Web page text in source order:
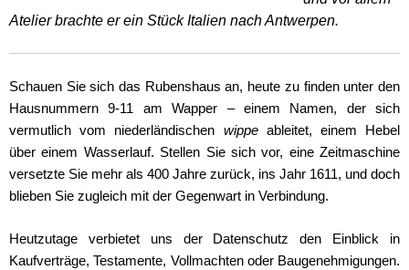
Atelier brachte er ein Stück Italien nach Antwerpen.
Schauen Sie sich das Rubenshaus an, heute zu finden unter den
Hausnummern 9-11 am Wapper – einem Namen, der sich
vermutlich vom niederländischen wippeableitet, einem Hebel
über einem Wasserlauf. Stellen Sie sich vor, eine Zeitmaschine
versetzte Sie mehr als 400 Jahre zurück, ins Jahr 1611, und doch
blieben Sie zugleich mit der Gegenwart in Verbindung.
Heutzutage verbietet uns der Datenschutz den Einblick in
Kaufverträge, Testamente, Vollmachten oder Baugenehmigungen.